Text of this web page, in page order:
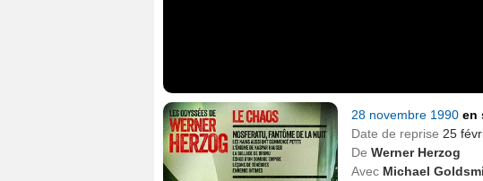
28 novembre 1990 en
Date de reprise 25
De Werner Herzog
Avec Michael